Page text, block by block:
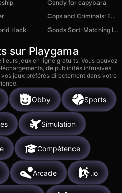
Candy for capybara
Cops and Criminals: Economic Tycoon
Hack Goods Sort: Matching Items by Shelves
sur Playgama
jeux en ligne gratuits. Vous pouvez
de publicités intrusives
jeux préférés directement dans votre
Obby Sports
Simulation
Compétence
Arcade .io